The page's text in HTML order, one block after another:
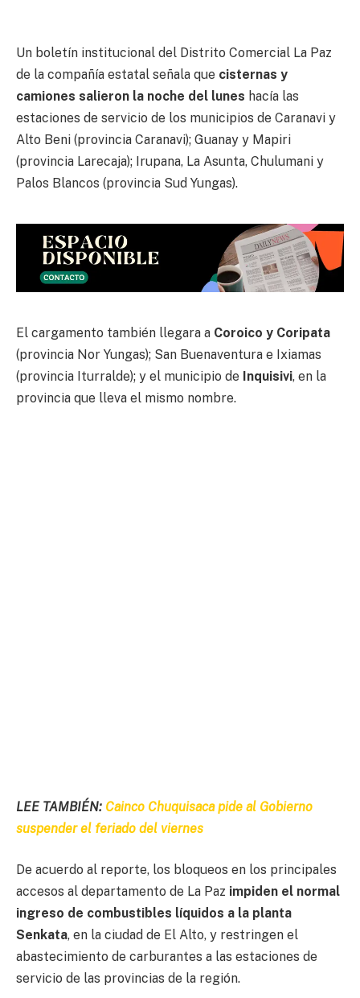
Un boletín institucional del Distrito Comercial La Paz
de la compañía estatal señala que cisternas y
camiones salieron la noche del lunes hacía las
estaciones de servicio de los municipios de Caranavi y
Alto Beni (provincia Caranavi); Guanay y Mapiri
(provincia Larecaja); Irupana, La Asunta, Chulumani y
Palos Blancos (provincia Sud Yungas).
El cargamento también llegara a Coroico y Coripata
(provincia Nor Yungas); San Buenaventura e Ixiamas
(provincia Iturralde); y el municipio de Inquisivi, en la
provincia que lleva el mismo nombre.
LEE TAMBIÉN: Cainco Chuquisaca pide al Gobierno
suspender el feriado del viernes
De acuerdo al reporte, los bloqueos en los principales
accesos al departamento de La Paz impiden el normal
ingreso de combustibles líquidos a la planta
Senkata, en la ciudad de El Alto, y restringen el
abastecimiento de carburantes a las estaciones de
servicio de las provincias de la región.